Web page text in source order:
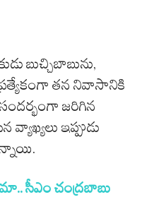
బుచ్చిబాబును,
తన నివాసానికి
జరిగిన
ఇప్పుడు
సీఎం చంద్రబాబు